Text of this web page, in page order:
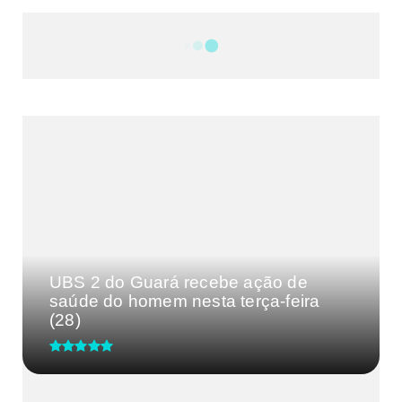
UBS 2 do Guará recebe ação de
saúde do homem nesta terça-feira
(28)